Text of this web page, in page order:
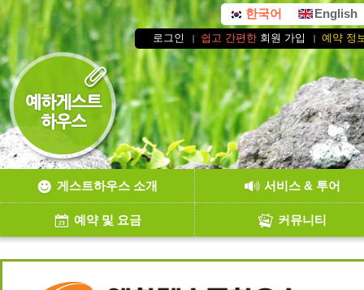
한국어 English
로그인 쉽고 간편한 회원 가입 예약 정
게스트하우스 소개 서비스 & 투어
예약 및 요금 커뮤니티